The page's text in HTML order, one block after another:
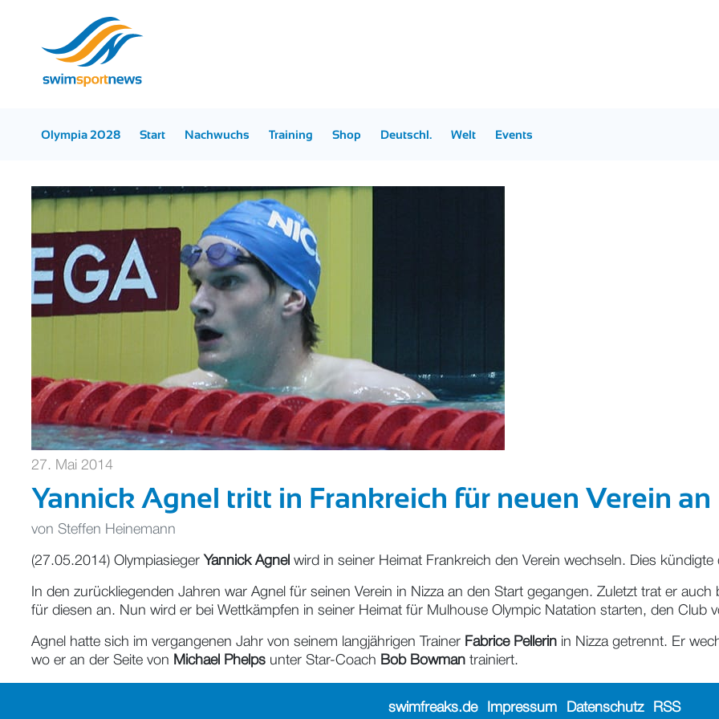
Olympia 2028 Start Nachwuchs Training Shop Deutschl. Welt Events
27. Mai 2014
Yannick Agnel tritt in Frankreich für neuen Verein an
von Steffen Heinemann
(27.05.2014) Olympiasieger Yannick Agnel wird in seiner Heimat Frankreich den Verein wechseln. Dies
In den zurückliegenden Jahren war Agnel für seinen Verein in Nizza an den Start gegangen. Zuletzt trat er
für diesen an. Nun wird er bei Wettkämpfen in seiner Heimat für Mulhouse Olympic Natation starten, den Club
Agnel hatte sich im vergangenen Jahr von seinem langjährigen Trainer Fabrice Pellerin in Nizza getrennt. Er
wo er an der Seite von Michael Phelps unter Star-Coach Bob Bowman trainiert.
swimfreaks.de Impressum Datenschutz RSS